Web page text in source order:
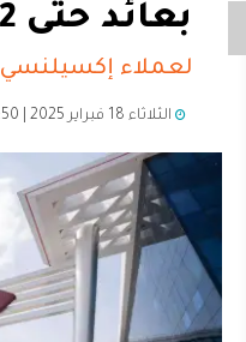
بعائد حتى 22%
لعملاء إكسيلنسي
الثلاثاء 18 فبراير 2025 | 09:50 صباحاً